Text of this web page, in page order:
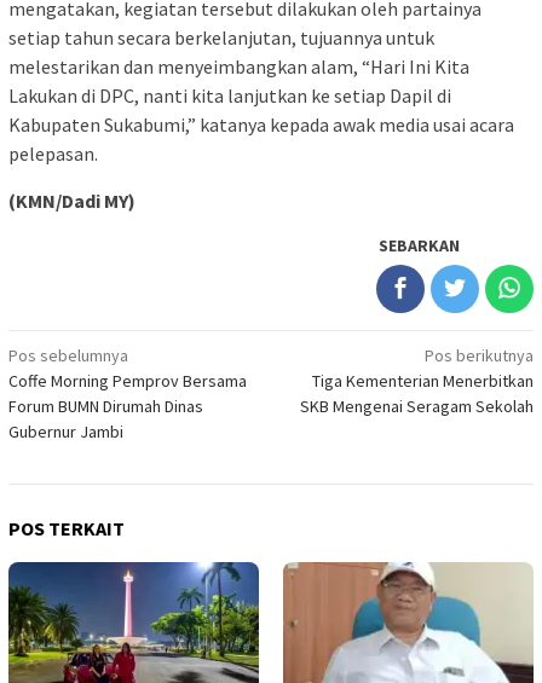
mengatakan, kegiatan tersebut dilakukan oleh partainya
setiap tahun secara berkelanjutan, tujuannya untuk
melestarikan dan menyeimbangkan alam, “Hari Ini Kita
Lakukan di DPC, nanti kita lanjutkan ke setiap Dapil di
Kabupaten Sukabumi,” katanya kepada awak media usai acara
pelepasan.
(KMN/Dadi MY)
SEBARKAN
Navigasi
pos
Pos sebelumnya
Coffe Morning Pemprov Bersama
Forum BUMN Dirumah Dinas
Gubernur Jambi
Pos berikutnya
Tiga Kementerian Menerbitkan
SKB Mengenai Seragam Sekolah
POS TERKAIT